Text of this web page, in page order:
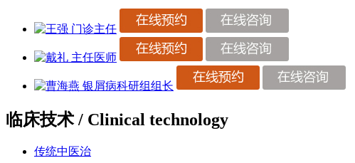
临床技术/ Clinical technology
传统中医治